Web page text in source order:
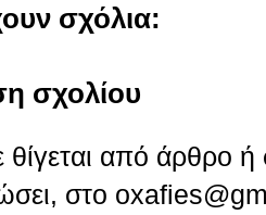
σχόλια:
σχολίου
από άρθρο
στο